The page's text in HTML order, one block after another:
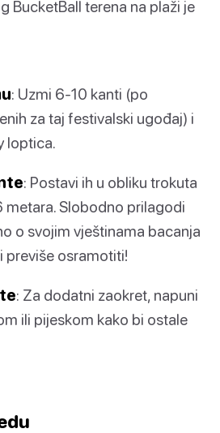
BucketBall terena na plaži je
: Uzmi 6-10 kanti (po
za taj festivalski ugođaj) i
loptica.
: Postavi ih u obliku trokuta
metara. Slobodno prilagodi
o svojim vještinama bacanja
previše osramotiti!
: Za dodatni zaokret, napuni
ili pijeskom kako bi ostale